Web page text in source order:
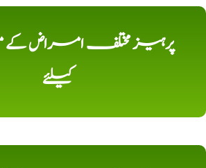
پرہیز مختلف امراض
کیلئے